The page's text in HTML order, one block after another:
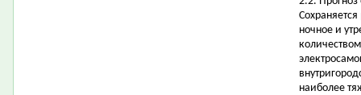
ночное и
наиболее